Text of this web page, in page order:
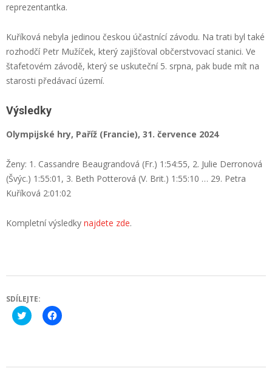
reprezentantka.
Kuříková nebyla jedinou českou účastnící závodu. Na trati byl také
rozhodčí Petr Mužíček, který zajišťoval občerstvovací stanici. Ve
štafetovém závodě, který se uskuteční 5. srpna, pak bude mít na
starosti předávací území.
Výsledky
Olympijské hry, Paříž (Francie), 31. července 2024
Ženy: 1. Cassandre Beaugrandová (Fr.) 1:54:55, 2. Julie Derronová
(Švýc.) 1:55:01, 3. Beth Potterová (V. Brit.) 1:55:10 … 29. Petra
Kuříková 2:01:02
Kompletní výsledky najdete zde.
SDÍLEJTE:
Click
to
new
Click
to
new